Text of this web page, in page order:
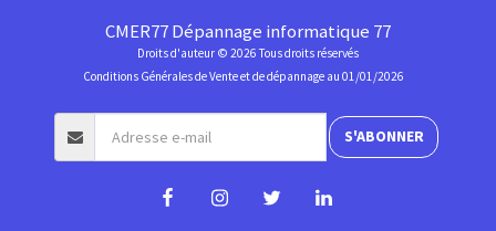
CMER77 Dépannage informatique 77
Droits d'auteur © 2026 Tous droits réservés
Conditions Générales de Vente et de dépannage au 01/01/2026
S'ABONNER